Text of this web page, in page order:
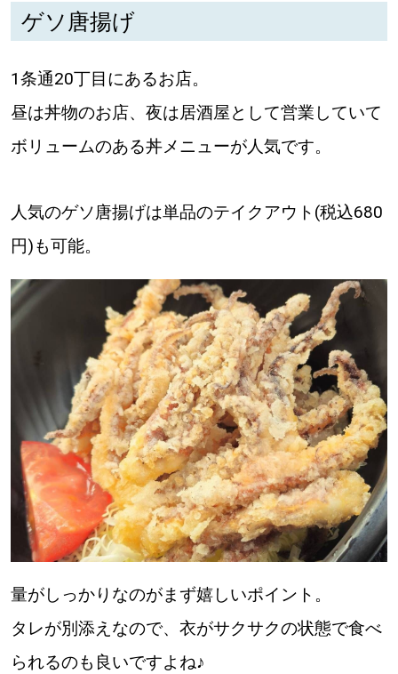
北海道で暮らす、あなたとつくる、
明日への”きっかけ”WEBマガジン
道央
KEYWORD キーワード
Sitakke編集部あい
Sitakke編集部 IKU 【まったり楽しみたい】
【暮らしの知恵を身につけたい】
【札幌のお気に入りを見つけたい】
【道央のお気に入りを見つけたい】
【道北のお気に入りを見つけたい】
【道東のお気に入りを見つけたい】
ゲソ唐揚げ
1条通20丁目にあるお店。
昼は丼物のお店、夜は居酒屋として営業していて
ボリュームのある丼メニューが人気です。
人気のゲソ唐揚げは単品のテイクアウト(税込680
円)も可能。
量がしっかりなのがまず嬉しいポイント。
タレが別添えなので、衣がサクサクの状態で食べ
られるのも良いですよね♪